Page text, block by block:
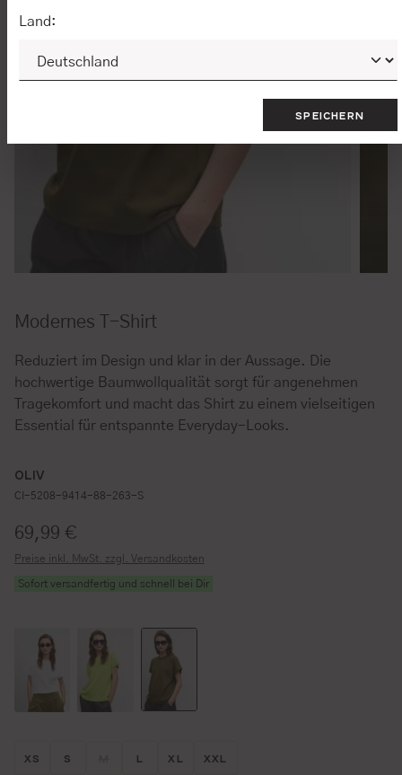
Modernes T-Shirt
Reduziert im Design und klar in der Aussage. Die
hochwertige Baumwollqualität sorgt für angenehmen
Tragekomfort und macht das Shirt zu einem vielseitigen
Essential für entspannte Everyday-Looks.
OLIV
CI-5208-9414-88-263-S
Regulärer Preis:
69,99 €
Preise inkl. MwSt. zzgl. Versandkosten
Sofort versandfertig und schnell bei Dir
Größe wählen
XS Größe wählen
S Größe wählen
Größe wählen
L Größe wählen
XL Größe wählen
XXL
Land:
SPEICHERN